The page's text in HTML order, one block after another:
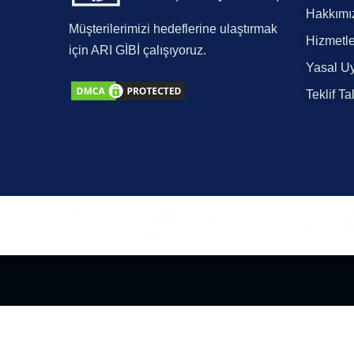
Müşterilerimizi hedeflerine ulaştırmak
için ARI GİBİ çalışıyoruz.
Yasal
Teklif